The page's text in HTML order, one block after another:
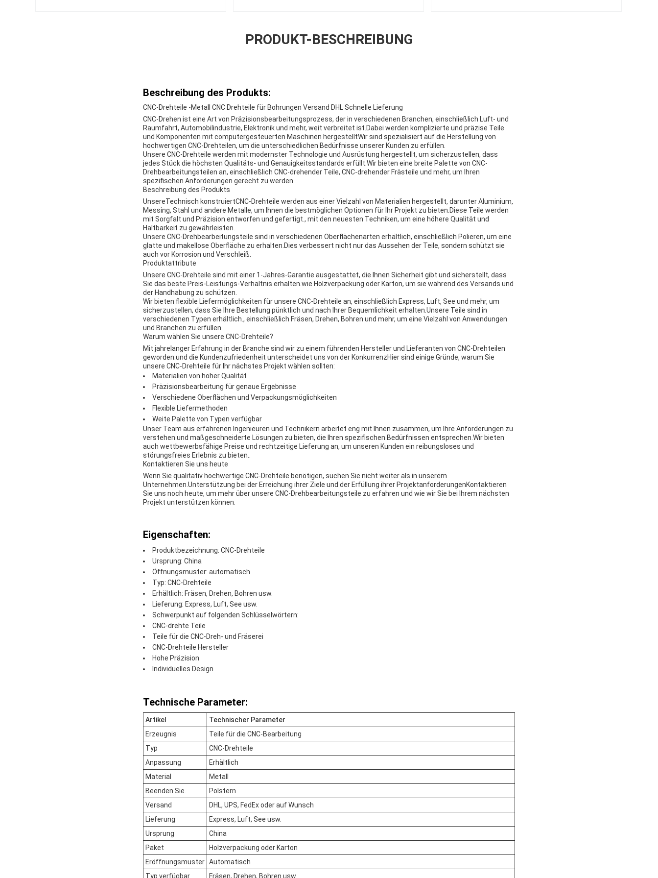
PRODUKT-BESCHREIBUNG
Beschreibung des Produkts:
CNC-Drehteile -Metall CNC Drehteile für Bohrungen Versand DHL Schnelle Lieferung
CNC-Drehen ist eine Art von Präzisionsbearbeitungsprozess, der in verschiedenen Branchen, einschließlich Luft- und
Raumfahrt, Automobilindustrie, Elektronik und mehr, weit verbreitet ist.Dabei werden komplizierte und präzise Teile
und Komponenten mit computergesteuerten Maschinen hergestelltWir sind spezialisiert auf die Herstellung von
hochwertigen CNC-Drehteilen, um die unterschiedlichen Bedürfnisse unserer Kunden zu erfüllen.
Unsere CNC-Drehteile werden mit modernster Technologie und Ausrüstung hergestellt, um sicherzustellen, dass
jedes Stück die höchsten Qualitäts- und Genauigkeitsstandards erfüllt.Wir bieten eine breite Palette von CNC-
Drehbearbeitungsteilen an, einschließlich CNC-drehender Teile, CNC-drehender Frästeile und mehr, um Ihren
spezifischen Anforderungen gerecht zu werden.
Beschreibung des Produkts
UnsereTechnisch konstruiertCNC-Drehteile werden aus einer Vielzahl von Materialien hergestellt, darunter Aluminium,
Messing, Stahl und andere Metalle, um Ihnen die bestmöglichen Optionen für Ihr Projekt zu bieten.Diese Teile werden
mit Sorgfalt und Präzision entworfen und gefertigt., mit den neuesten Techniken, um eine höhere Qualität und
Haltbarkeit zu gewährleisten.
Unsere CNC-Drehbearbeitungsteile sind in verschiedenen Oberflächenarten erhältlich, einschließlich Polieren, um eine
glatte und makellose Oberfläche zu erhalten.Dies verbessert nicht nur das Aussehen der Teile, sondern schützt sie
auch vor Korrosion und Verschleiß.
Produktattribute
Unsere CNC-Drehteile sind mit einer 1-Jahres-Garantie ausgestattet, die Ihnen Sicherheit gibt und sicherstellt, dass
Sie das beste Preis-Leistungs-Verhältnis erhalten.wie Holzverpackung oder Karton, um sie während des Versands und
der Handhabung zu schützen.
Wir bieten flexible Liefermöglichkeiten für unsere CNC-Drehteile an, einschließlich Express, Luft, See und mehr, um
sicherzustellen, dass Sie Ihre Bestellung pünktlich und nach Ihrer Bequemlichkeit erhalten.Unsere Teile sind in
verschiedenen Typen erhältlich., einschließlich Fräsen, Drehen, Bohren und mehr, um eine Vielzahl von Anwendungen
und Branchen zu erfüllen.
Warum wählen Sie unsere CNC-Drehteile?
Mit jahrelanger Erfahrung in der Branche sind wir zu einem führenden Hersteller und Lieferanten von CNC-Drehteilen
geworden.und die Kundenzufriedenheit unterscheidet uns von der KonkurrenzHier sind einige Gründe, warum Sie
unsere CNC-Drehteile für Ihr nächstes Projekt wählen sollten:
Materialien von hoher Qualität
Präzisionsbearbeitung für genaue Ergebnisse
Verschiedene Oberflächen und Verpackungsmöglichkeiten
Flexible Liefermethoden
Weite Palette von Typen verfügbar
Unser Team aus erfahrenen Ingenieuren und Technikern arbeitet eng mit Ihnen zusammen, um Ihre Anforderungen zu
verstehen und maßgeschneiderte Lösungen zu bieten, die Ihren spezifischen Bedürfnissen entsprechen.Wir bieten
auch wettbewerbsfähige Preise und rechtzeitige Lieferung an, um unseren Kunden ein reibungsloses und
störungsfreies Erlebnis zu bieten..
Kontaktieren Sie uns heute
Wenn Sie qualitativ hochwertige CNC-Drehteile benötigen, suchen Sie nicht weiter als in unserem
Unternehmen.Unterstützung bei der Erreichung ihrer Ziele und der Erfüllung ihrer ProjektanforderungenKontaktieren
Sie uns noch heute, um mehr über unsere CNC-Drehbearbeitungsteile zu erfahren und wie wir Sie bei Ihrem nächsten
Projekt unterstützen können.
Eigenschaften:
Produktbezeichnung: CNC-Drehteile
Ursprung: China
Öffnungsmuster: automatisch
Typ: CNC-Drehteile
Erhältlich: Fräsen, Drehen, Bohren usw.
Lieferung: Express, Luft, See usw.
Schwerpunkt auf folgenden Schlüsselwörtern:
CNC-drehte Teile
Teile für die CNC-Dreh- und Fräserei
CNC-Drehteile Hersteller
Hohe Präzision
Individuelles Design
Technische Parameter:
Artikel
Technischer Parameter
Erzeugnis
Teile für die CNC-Bearbeitung
Typ
CNC-Drehteile
Anpassung
Erhältlich
Material
Metall
Beenden Sie.
Polstern
Versand
DHL, UPS, FedEx oder auf Wunsch
Lieferung
Express, Luft, See usw.
Ursprung
China
Paket
Holzverpackung oder Karton
Eröffnungsmuster Automatisch
Typ verfügbar
Fräsen, Drehen, Bohren usw.